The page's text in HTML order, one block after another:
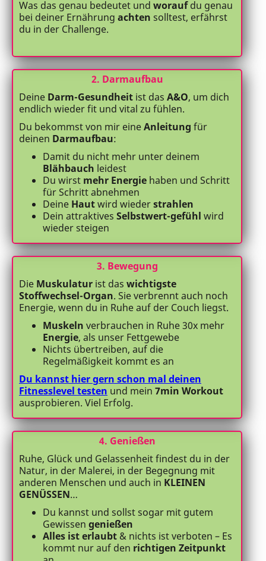
Was das genau bedeutet und woraufdu genau
bei deiner Ernährung achten solltest, erfährst
du in der Challenge.
2. Darmaufbau
Deine Darm-Gesundheit ist das A&O, um dich
endlich wieder fit und vital zu fühlen.
Du bekommst von mir eineAnleitung für
deinen Darmaufbau:
Damit du nicht mehr unter deinem
Blähbauch leidest
Du wirst mehr Energie haben und Schritt
für Schritt abnehmen
Deine Hautwird wiederstrahlen
Dein attraktives Selbstwert-gefühl wird
wieder steigen
3. Bewegung
Die Muskulatur ist das wichtigste
Stoffwechsel-Organ. Sie verbrennt auch noch
Energie, wenn du in Ruhe auf der Couch liegst.
Muskeln verbrauchen in Ruhe 30x mehr
Energie, als unser Fettgewebe
Nichts übertreiben, auf die
Regelmäßigkeit kommt es an
Du kannst hier gern schon mal deinen
Fitnesslevel testen und mein 7min Workout
ausprobieren. Viel Erfolg.
4. Genießen
Ruhe, Glück und Gelassenheit findest du in der
Natur, in der Malerei, in der Begegnung mit
anderen Menschen und auch in KLEINEN
GENÜSSEN…
Du kannst und sollst sogar mit gutem
Gewissen genießen
Alles ist erlaubt & nichts ist verboten – Es
kommt nur auf den richtigen Zeitpunkt